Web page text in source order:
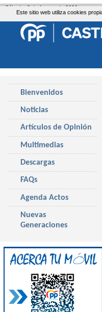
Este sitio web utiliza cookies
Bienvenidos
Noticias
Artículos de Opinión
Multimedias
Descargas
FAQs
Agenda Actos
Nuevas
Generaciones
Sábado, 8 de Agosto de 2026